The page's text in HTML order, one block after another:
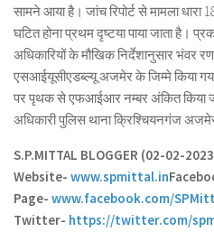
सामने आया है। जांच रिपोर्ट से मामला
घटित होना प्रथम दृष्टया पाया जाता है।
अधिकारियों के मौखिक निर्देशानुसार भंवर
एसआईयूसीएडब्ल्यू अजमेर के जिम्मे किया
पर पृथक से एफआईआर नम्बर अंकित किया
अधिकारी पुलिस थाना क्रिश्चियनगंज
S.P.MITTAL BLOGGER (02-02-
Website- www.spmittal.in
Page- www.facebook.com/
Twitter- https://twitter.com/